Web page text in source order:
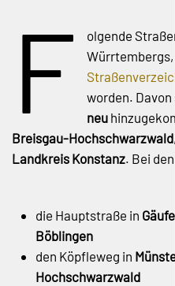
F
olgende
worden. Davon
neu
Breisgau-Hochschwarzwald
Landkreis Konstanz. Bei
die Hauptstraße in
Böblingen
den Köpfleweg in
Hochschwarzwald